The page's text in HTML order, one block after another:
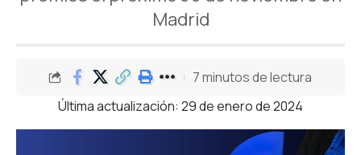
Madrid
Última actualización: 29 de enero de 2024
7 minutos de lectura